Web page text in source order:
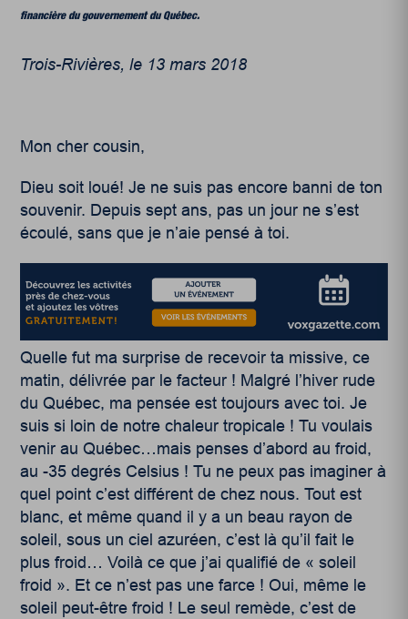
financière du gouvernement du Québec.
Trois-Rivières, le 13 mars 2018
Mon cher cousin,
Dieu soit loué! Je ne suis pas encore banni de ton
souvenir. Depuis sept ans, pas un jour ne s’est
écoulé, sans que je n’aie pensé à toi.
Quelle fut ma surprise de recevoir ta missive, ce
matin, délivrée par le facteur ! Malgré l’hiver rude
du Québec, ma pensée est toujours avec toi. Je
suis si loin de notre chaleur tropicale ! Tu voulais
venir au Québec…mais penses d’abord au froid,
au -35 degrés Celsius ! Tu ne peux pas imaginer à
quel point c’est différent de chez nous. Tout est
blanc, et même quand il y a un beau rayon de
soleil, sous un ciel azuréen, c’est là qu’il fait le
plus froid… Voilà ce que j’ai qualifié de « soleil
froid ». Et ce n’est pas une farce ! Oui, même le
soleil peut-être froid ! Le seul remède, c’est de